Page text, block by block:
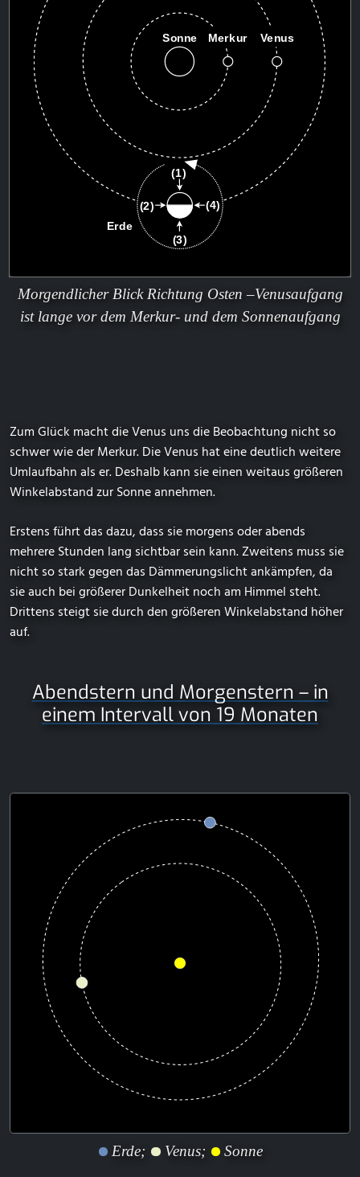
Morgendlicher Blick Richtung Osten –Venusaufgang
ist lange vor dem Merkur- und dem Sonnenaufgang
Zum Glück macht die Venus uns die Beobachtung nicht so
schwer wie der Merkur. Die Venus hat eine deutlich weitere
Umlaufbahn als er. Deshalb kann sie einen weitaus größeren
Winkelabstand zur Sonne annehmen.
Erstens führt das dazu, dass sie morgens oder abends
mehrere Stunden lang sichtbar sein kann. Zweitens muss sie
nicht so stark gegen das Dämmerungslicht ankämpfen, da
sie auch bei größerer Dunkelheit noch am Himmel steht.
Drittens steigt sie durch den größeren Winkelabstand höher
auf.
Abendstern und Morgenstern – in
einem Intervall von 19 Monaten
Erde; Venus; Sonne